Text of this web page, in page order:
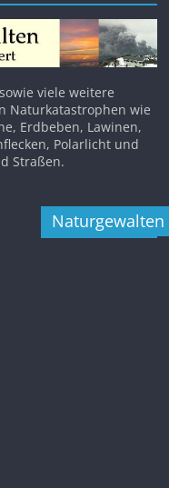
viele weitere
Naturkatastrophen wie
Erdbeben, Lawinen,
Polarlicht und
Straßen.
Naturgewalten